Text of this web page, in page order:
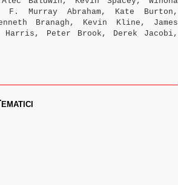
F. Murray Abraham, Kate Burton,
Branagh, Kevin Kline, James
Harris, Peter Brook, Derek Jacobi,